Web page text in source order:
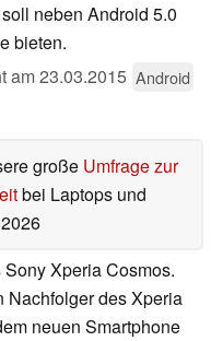
neben Android 5.0
bieten.
am23.03.2015 Android
große Umfrage zur
bei Laptops und
Xperia Cosmos.
Nachfolger des Xperia
neuen Smartphone